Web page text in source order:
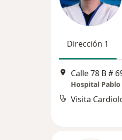
Dirección 1
Hospital
Visita